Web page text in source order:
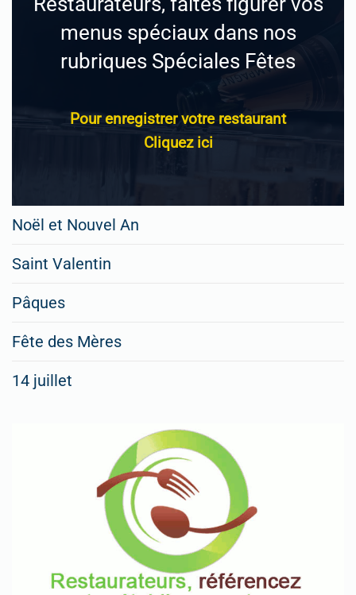
menus spéciaux dans nos
rubriques Spéciales Fêtes
Pour enregistrer votre restaurant
Cliquez ici
Noël et Nouvel An
Saint Valentin
Pâques
Fête des Mères
14 juillet